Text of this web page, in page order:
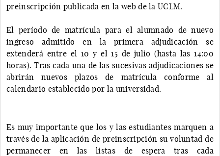
preinscripción publicada en la web de la UCLM.
El período de matrícula para el alumnado de nuevo
ingreso admitido en la primera adjudicación se
extenderá entre el 10 y el 15 de julio (hasta las 14:00
horas). Tras cada una de las sucesivas adjudicaciones se
abrirán nuevos plazos de matrícula conforme al
calendario establecido por la universidad.
Es muy importante que los y las estudiantes marquen a
través de la aplicación de preinscripción su voluntad de
permanecer en las listas de espera tras cada